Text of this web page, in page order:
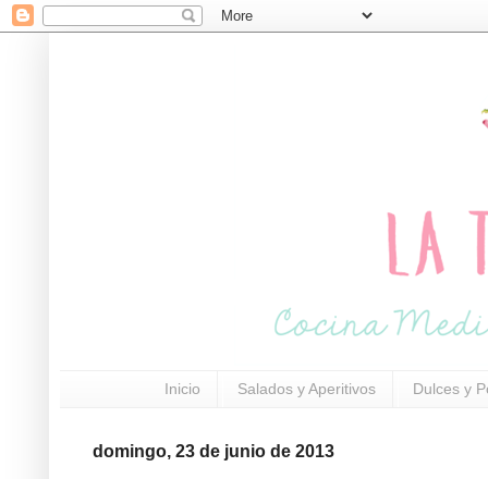
Inicio Salados y Aperitivos Dulces y
domingo, 23 de junio de 2013